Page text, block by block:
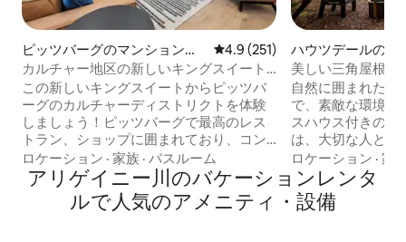
ピッツバーグのマンション・
アパート
レビュー251件、5つ星中4.9つ
4.9 (251)
カルチャー地区の新しいキングスイート
のジャグジー
この新しいキングスイートからピッツバ
ーグのカルチャーディストリクトを体験
しましょう！ピッツバーグで最高のレス
トラン、ショップに囲まれており、コン
ベンションセンター、劇場などからも徒
歩圏内です。快適さと利便性を重視して
設計されており、ロケーションは最高で
ロケーション · 家族 · バスルーム
ハウツデールのタ
ス
美しい三角屋根の
付き
自然に囲まれたロ
で、素敵な環境を
スハウス付きの小
は、大切な人と素
ごすために必要
います。 12フィ
屋根の家には、
ーティングスタ
ロケーション ·家
アリゲイニー川のバケーションレンタ
ルで人気のアメニティ・設備